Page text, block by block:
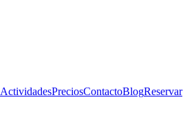
ActividadesPreciosContactoBlogReservar